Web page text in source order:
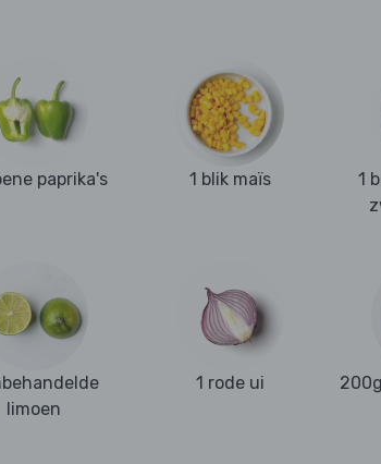
paprika's 1 blik maïs
1
limoen
1 rode ui